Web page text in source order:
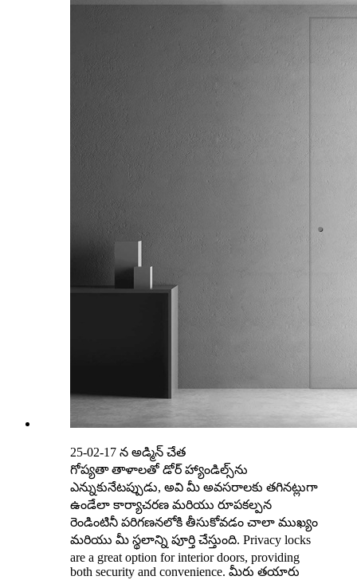
25-02-17 న అడ్మిన్ చేత
గోప్యతా తాళాలతో డోర్ హ్యాండిల్స్‌ను
ఎన్నుకునేటప్పుడు, అవి మీ అవసరాలకు తగినట్లుగా
ఉండేలా కార్యాచరణ మరియు రూపకల్పన
రెండింటినీ పరిగణనలోకి తీసుకోవడం చాలా ముఖ్యం
మరియు మీ స్థలాన్ని పూర్తి చేస్తుంది. Privacy locks
are a great option for interior doors, providing
both security and convenience. మీరు తయారు